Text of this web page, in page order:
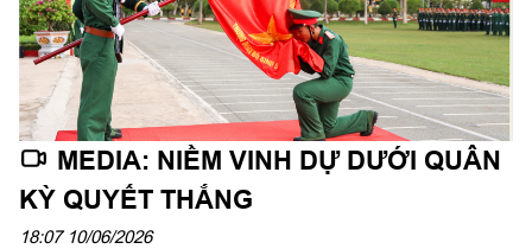
MEDIA: NIỀM VINH DỰ DƯỚI QUÂN
KỲ QUYẾT THẮNG
18:07 10/06/2026